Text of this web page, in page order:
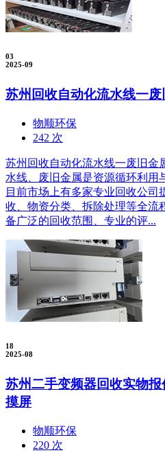
03
2025-09
苏州回收自动化流水线一
物顺环保
242 次
苏州回收自动化流水线一废旧金
水线、废旧金属是资源循环利用
目前市场上有多家专业回收公司
收、物资分类、拆除处理等全流
备广泛的回收范围、专业的评...
18
2025-08
苏州二手变频器回收实物
摸屏
物顺环保
220 次